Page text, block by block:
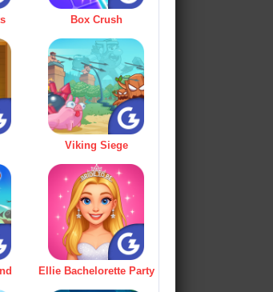
Box Crush
Viking Siege
Ellie Bachelorette Party